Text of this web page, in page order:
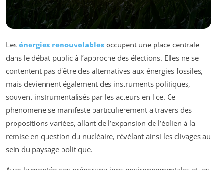
Les énergies renouvelables occupent une place centrale
dans le débat public à l’approche des élections. Elles ne se
contentent pas d’être des alternatives aux énergies fossiles,
mais deviennent également des instruments politiques,
souvent instrumentalisés par les acteurs en lice. Ce
phénomène se manifeste particulièrement à travers des
propositions variées, allant de l’expansion de l’éolien à la
remise en question du nucléaire, révélant ainsi les clivages au
sein du paysage politique.